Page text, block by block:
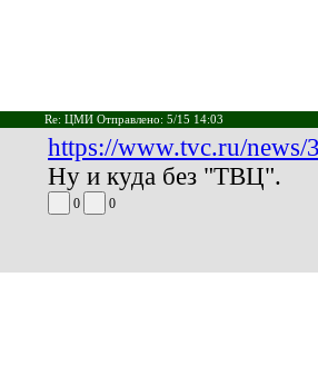
Re: ЦМИ Отправлено: 5/15 14:03
https://www.tvc.ru/news/
Ну и куда без "ТВЦ".
0 0